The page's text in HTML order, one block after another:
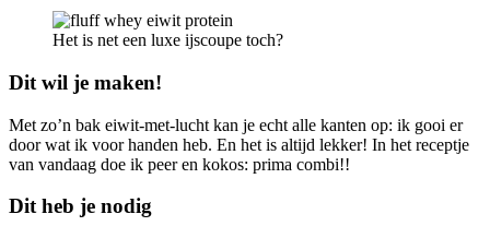
Het is net een luxe ijscoupe toch?
Dit wil je maken!
Met zo’n bak eiwit-met-lucht kan je echt alle kanten op: ik gooi er
door wat ik voor handen heb. En het is altijd lekker! In het receptje
van vandaag doe ik peer en kokos: prima combi!!
Dit heb je nodig